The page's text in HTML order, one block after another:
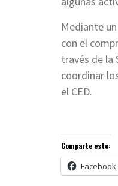
Mediante
con el
través de la
coordinar
el CED.
Comparte esto:
Facebook